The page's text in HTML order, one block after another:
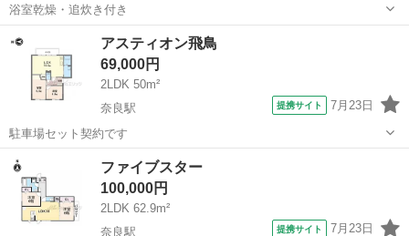
浴室乾燥・追炊き付き
アパート
アスティオン飛鳥
69,000円
2LDK 50m²
奈良駅
提携サイト 7月23日
駐車場セット契約です
奈良 奈良駅 アパート
ファイブスター
100,000円
2LDK 62.9m²
奈良駅
提携サイト 7月23日